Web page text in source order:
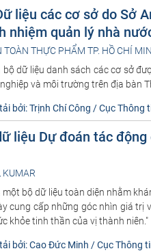
liệu các cơ sở do Sở
nhiệm quản lý nhà
TOÀN THỰC PHẨM TP. HỒ CHÍ
bộ dữ liệu danh sách các cơ sở
và môi trường trên địa bàn
bởi: Trịnh Chí Công / Cục Thông
liệu Dự đoán tác
KUMAR
một bộ dữ liệu toàn diện nhằm
cung cấp những góc nhìn giá
khỏe tinh thần của vị thành niên."
bởi: Cao Đức Minh / Cục Thông